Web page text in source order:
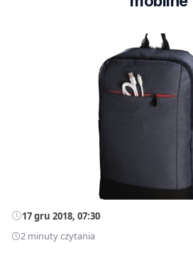
17 gru 2018, 07:30
2 minuty czytania